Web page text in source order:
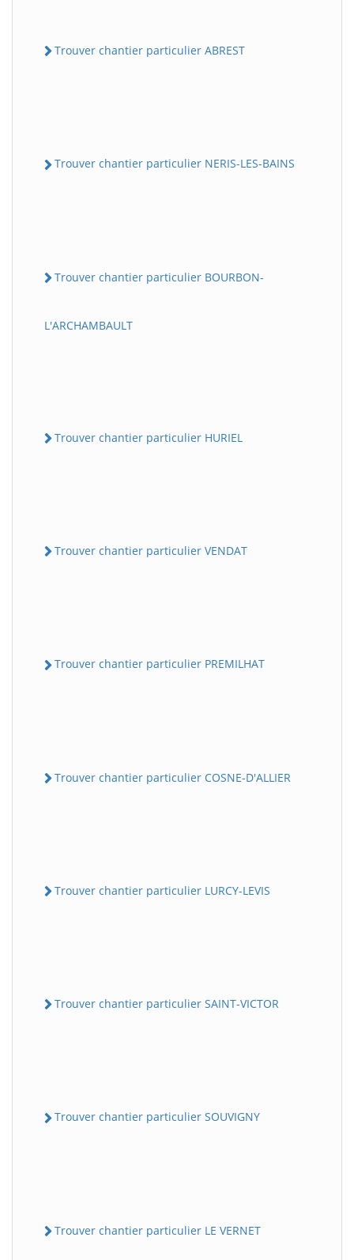
Trouver chantier particulier ABREST
Trouver chantier particulier NERIS-LES-BAINS
Trouver chantier particulier BOURBON-
L'ARCHAMBAULT
Trouver chantier particulier HURIEL
Trouver chantier particulier VENDAT
Trouver chantier particulier PREMILHAT
Trouver chantier particulier COSNE-D'ALLIER
Trouver chantier particulier LURCY-LEVIS
Trouver chantier particulier SAINT-VICTOR
Trouver chantier particulier SOUVIGNY
Trouver chantier particulier LE VERNET